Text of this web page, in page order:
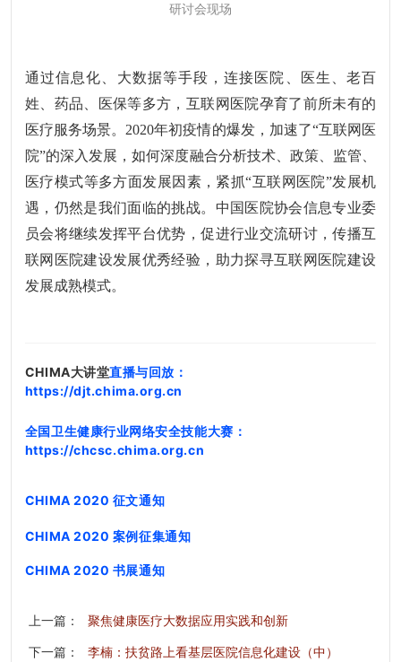
研讨会现场
通过信息化、大数据等手段，连接医院、医生、老百
姓、药品、医保等多方，互联网医院孕育了前所未有的
医疗服务场景。 2020年初疫情的爆发，加速了“互联网医
院”的深入发展，如何深度融合分析技术、政策、监管、
医疗模式等多方面发展因素，紧抓“互联网医院”发展机
遇，仍然是我们面临的挑战。中国医院协会信息专业委
员会将继续发挥平台优势，促进行业交流研讨，传播互
联网医院建设发展优秀经验，助力探寻互联网医院建设
发展成熟模式。
CHIMA大讲堂直播与回放：
https://djt.chima.org.cn
全国卫生健康行业网络安全技能大赛 ：
https://chcsc.chima.org.cn
CHIMA 2020 征文通知
CHIMA 2020 案例征集通知
CHIMA 2020 书展通知
上一篇： 聚焦健康医疗大数据应用实践和创新
下一篇： 李楠：扶贫路上看基层医院信息化建设（中）